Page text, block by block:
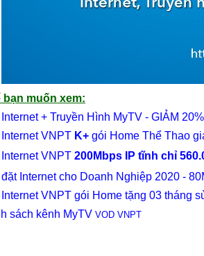
bạn muốn xem:
Internet + Truyền Hình MyTV - GIẢM
Internet VNPT K+ gói Home Thể Thao
Internet VNPT 200Mbps IP tĩnh chỉ
đặt Internet cho Doanh Nghiệp 2020 -
Internet VNPT gói Home tặng 03 tháng
sách kênh MyTV VOD VNPT